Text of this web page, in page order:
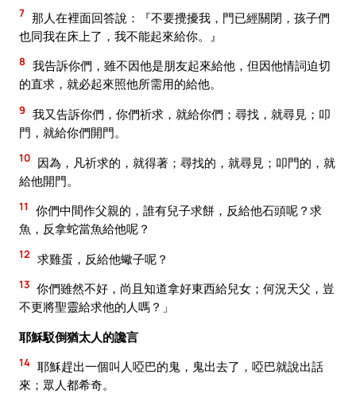
7 那人在裡面回答說：『不要攪擾我，門已經關閉，孩子們
也同我在床上了，我不能起來給你。』
8 我告訴你們，雖不因他是朋友起來給他，但因他情詞迫切
的直求，就必起來照他所需用的給他。
9 我又告訴你們，你們祈求，就給你們；尋找，就尋見；叩
門，就給你們開門。
10 因為，凡祈求的，就得著；尋找的，就尋見；叩門的，就
給他開門。
11
你們中間作父親的，誰有兒子求餅，反給他石頭呢？求
魚，反拿蛇當魚給他呢？
12 求雞蛋，反給他蠍子呢？
13 你們雖然不好，尚且知道拿好東西給兒女；何況天父，豈
不更將聖靈給求他的人嗎？」
耶穌駁倒猶太人的讒言
14 耶穌趕出一個叫人啞巴的鬼，鬼出去了，啞巴就說出話
來；眾人都希奇。